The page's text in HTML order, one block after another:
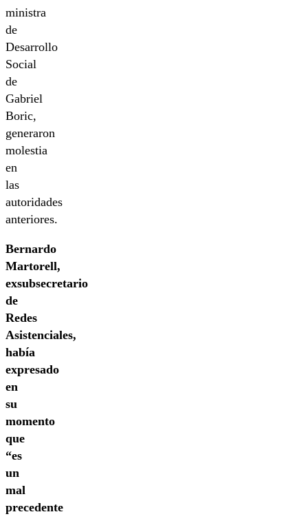
ministra
de
Desarrollo
Social
de
Gabriel
Boric,
generaron
molestia
en
las
autoridades
anteriores.
Bernardo
Martorell,
exsubsecretario
de
Redes
Asistenciales,
había
expresado
en
su
momento
que
“es
un
mal
precedente